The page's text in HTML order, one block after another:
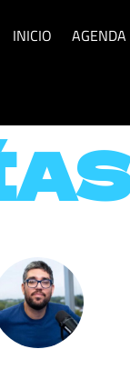
INICIO AGENDA